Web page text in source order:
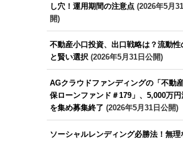
し穴！運用期間の注意点(2026年5月
開)
不動産小口投資、出口戦略は？流動性
と賢い選択(2026年5月31日公開)
AGクラウドファンディングの「不動
保ローンファンド＃179」、5,000万円
を集め募集終了 (2026年5月31日公開)
ソーシャルレンディング必勝法！無理